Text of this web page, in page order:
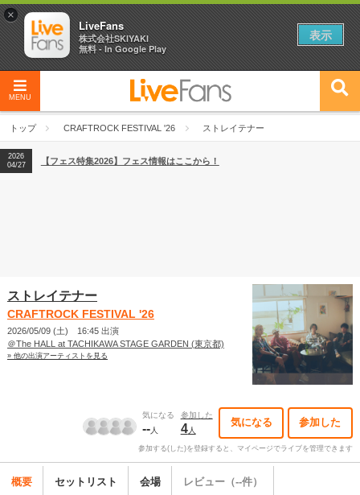
MENU
トップ CRAFTROCK FESTIVAL '26 ストレイテナー
2026
04/27
2026
【ライブ動員ランキング】2026年上半期編発表！
2026
04/27
【フェス特集2026】フェス情報はここから！
ストレイテナー
CRAFTROCK FESTIVAL '26
2026/05/09 (土) 16:45 出演
＠The HALL at TACHIKAWA STAGE GARDEN (東京都)
» 他の出演アーティストを見る
気になる
--人
参加した
4人
気になる 参加した
参加する(した)を登録すると、マイページでライブを管理できます
概要 セットリスト 会場 レビュー（--件）
×
LiveFans
株式会社SKIYAKI
無料 - In Google Play
表示